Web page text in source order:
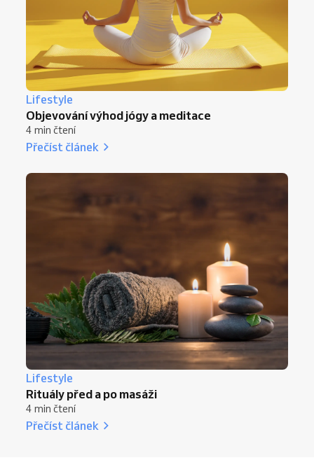
Lifestyle
Objevování výhod jógy a meditace
4 min čtení
Přečíst článek
Lifestyle
Rituály před a po masáži
4 min čtení
Přečíst článek